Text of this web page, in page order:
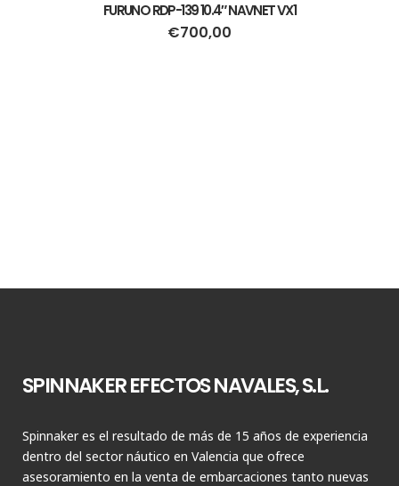
FURUNO RDP-139 10.4″ NAVNET VX1
€700,00
SPINNAKER EFECTOS NAVALES, S.L.
Spinnaker es el resultado de más de 15 años de experiencia
dentro del sector náutico en Valencia que ofrece
asesoramiento en la venta de embarcaciones tanto nuevas